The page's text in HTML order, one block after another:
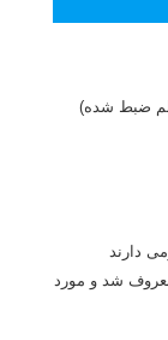
ضبط شده)
دارند
معروف شد و مورد